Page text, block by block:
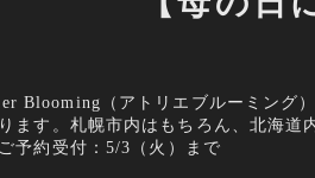
Blooming（アトリエブルーミング
ます。札幌市内はもちろん、北海道
予約受付：5/3（火）まで